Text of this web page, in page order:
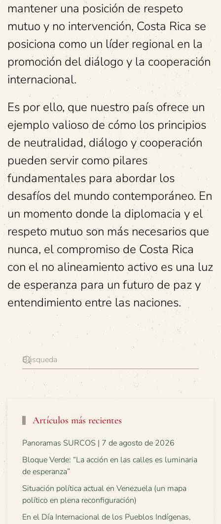
mantener una posición de respeto
mutuo y no intervención, Costa Rica se
posiciona como un líder regional en la
promoción del diálogo y la cooperación
internacional.
Es por ello, que nuestro país ofrece un
ejemplo valioso de cómo los principios
de neutralidad, diálogo y cooperación
pueden servir como pilares
fundamentales para abordar los
desafíos del mundo contemporáneo. En
un momento donde la diplomacia y el
respeto mutuo son más necesarios que
nunca, el compromiso de Costa Rica
con el no alineamiento activo es una luz
de esperanza para un futuro de paz y
entendimiento entre las naciones.
Artículos más recientes
Panoramas SURCOS | 7 de agosto de 2026
Bloque Verde: “La acción en las calles es luminaria
de esperanza”
Situación política actual en Venezuela (un mapa
político en plena reconfiguración)
En el Día Internacional de los Pueblos Indígenas,